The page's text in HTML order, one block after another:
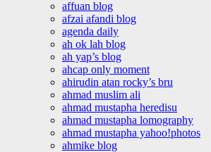
affuan blog
afzai afandi blog
agenda daily
ah ok lah blog
ah yap’s blog
ahcap only moment
ahirudin atan rocky’s bru
ahmad muslim ali
ahmad mustapha heredisu
ahmad mustapha lomography
ahmad mustapha yahoo!photos
ahmike blog